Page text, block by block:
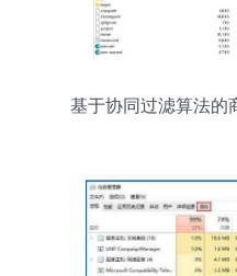
基于协同过滤算法的